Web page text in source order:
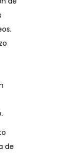
de